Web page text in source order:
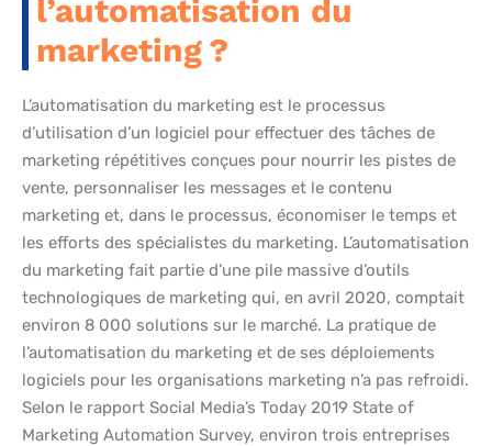
l’automatisation du
marketing ?
L’automatisation du marketing est le processus
d’utilisation d’un logiciel pour effectuer des tâches de
marketing répétitives conçues pour nourrir les pistes de
vente, personnaliser les messages et le contenu
marketing et, dans le processus, économiser le temps et
les efforts des spécialistes du marketing. L’automatisation
du marketing fait partie d’une pile massive d’outils
technologiques de marketing qui, en avril 2020, comptait
environ 8 000 solutions sur le marché. La pratique de
l’automatisation du marketing et de ses déploiements
logiciels pour les organisations marketing n’a pas refroidi.
Selon le rapport Social Media’s Today 2019 State of
Marketing Automation Survey, environ trois entreprises